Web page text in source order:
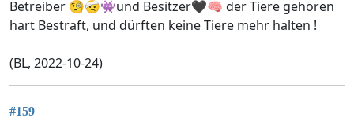
Betreiber 🧐🤕👾und Besitzer🖤🧠 der Tiere gehören
hart Bestraft, und dürften keine Tiere mehr halten !
(BL, 2022-10-24)
#159